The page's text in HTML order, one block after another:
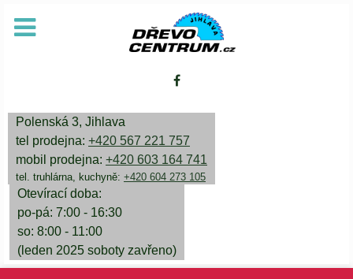
Polenská 3, Jihlava
tel prodejna: +420 567 221 757
mobil prodejna: +420 603 164 741
tel. truhlárna, kuchyně: +420 604 273 105
Otevírací doba:
po-pá: 7:00 - 16:30
so: 8:00 - 11:00
(leden 2025 soboty zavřeno)